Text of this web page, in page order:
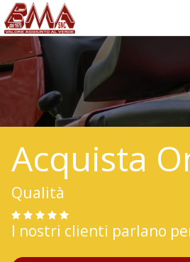
Acquista
Qualità
I nostri clienti parlano